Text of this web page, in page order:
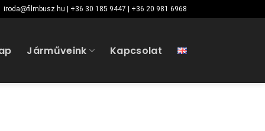
iroda@filmbusz.hu | +36 30 185 9447 | +36 20 981 6968
Járműveink Kapcsolat